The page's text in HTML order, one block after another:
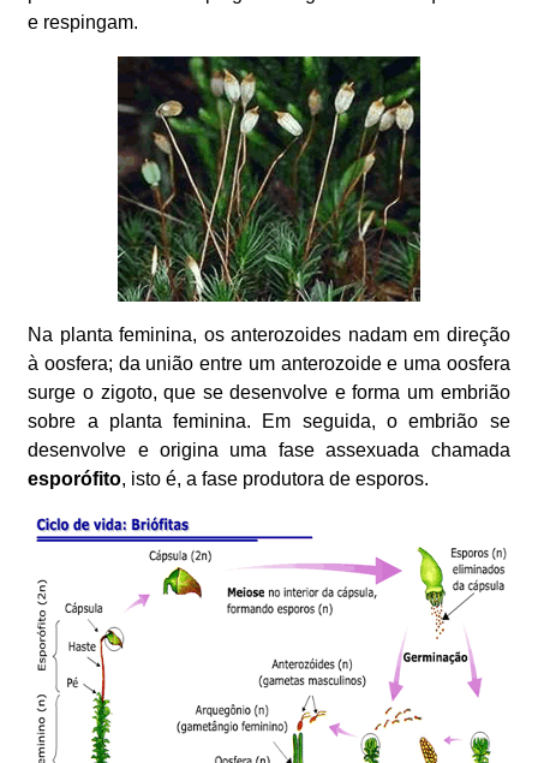
e respingam.
Na planta feminina, os anterozoides nadam em direção
à oosfera; da união entre um anterozoide e uma oosfera
surge o zigoto, que se desenvolve e forma um embrião
sobre a planta feminina. Em seguida, o embrião se
desenvolve e origina uma fase assexuada chamada
esporófito, isto é, a fase produtora de esporos.